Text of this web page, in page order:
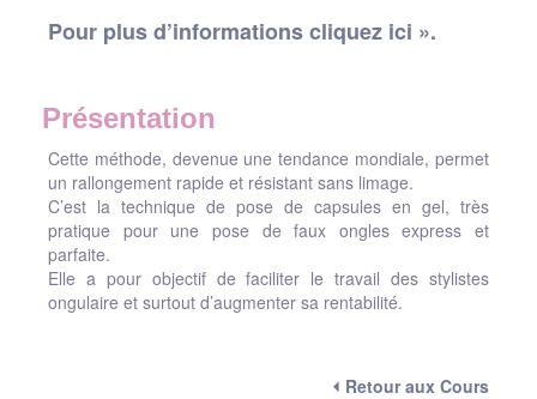
Pour plus d’informations cliquez ici ».
Présentation
Cette méthode, devenue une tendance mondiale, permet
un rallongement rapide et résistant sans limage.
C’est la technique de pose de capsules en gel, très
pratique pour une pose de faux ongles express et
parfaite.
Elle a pour objectif de faciliter le travail des stylistes
ongulaire et surtout d’augmenter sa rentabilité.
⏴ Retour aux Cours